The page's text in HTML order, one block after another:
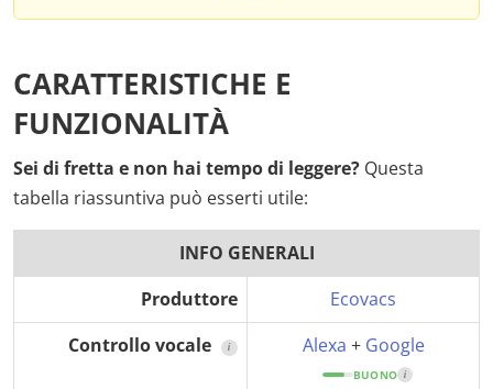
CARATTERISTICHE E
FUNZIONALITÀ
Sei di fretta e non hai tempo di leggere? Questa
tabella riassuntiva può esserti utile:
INFO GENERALI
Produttore
Ecovacs
Controllo vocale
i Alexa + Google
BUONO i